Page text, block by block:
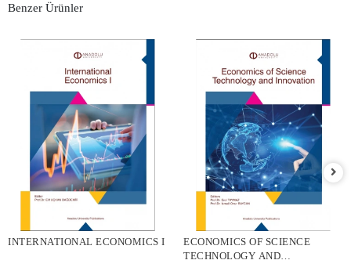
Benzer Ürünler
INTERNATIONAL ECONOMICS I
ECONOMICS OF SCIENCE
TECHNOLOGY AND